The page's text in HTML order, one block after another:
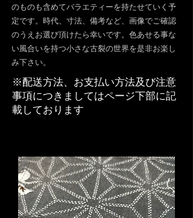
のものも含めてバラエティーを持たせていく予
定です。 時代、寸法、備考など、画像でご確認
のうえお選び頂けたら幸いです。 ​色あせる事な
い風合いを持つ小さな古裂の世界を是非お楽し
み下さい。
​※配送方法、お支払い方法及び注意
事項につきましてはページ下部に記
載しております